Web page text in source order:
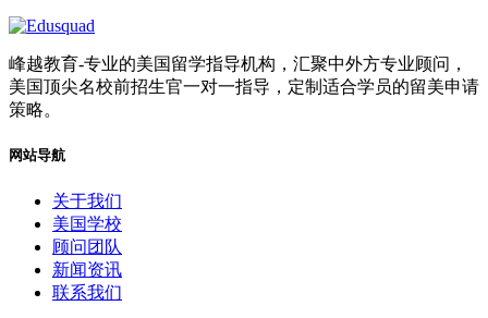
峰越教育-专业的美国留学指导机构，汇聚中外方专业顾问，
美国顶尖名校前招生官一对一指导，定制适合学员的留美申请
策略。
网站导航
关于我们
美国学校
顾问团队
新闻资讯
联系我们